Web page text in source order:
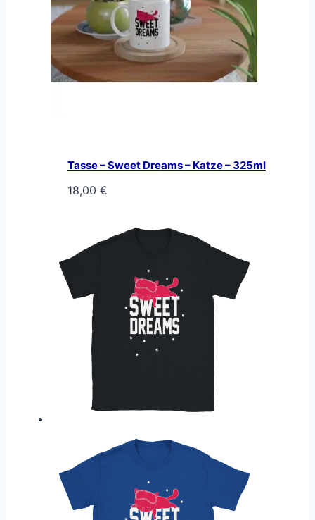
Tasse – Sweet Dreams – Katze – 325ml
18,00 €